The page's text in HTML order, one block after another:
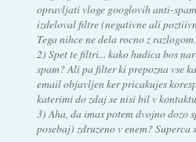
opravljati vloge googlovih anti-
izdeloval filtre (negativne ali
Tega nihce ne dela rocno z razlogom.
2) Spet te filtri... kako hudica bos
spam? Ali pa filter ki prepozna vse
email objavljen ker pricakujes
katerimi do zdaj se nisi bil v
3) Aha, da imas potem dvojno dozo
posebaj) zdruzeno v enem? Superca